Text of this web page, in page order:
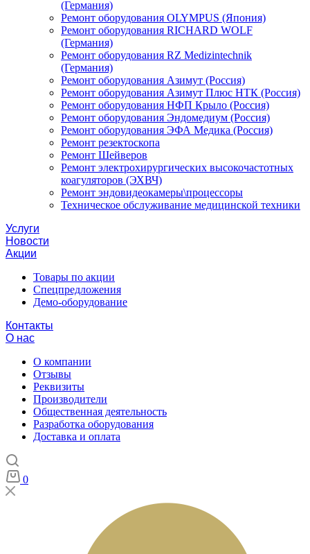
(Германия)
Ремонт оборудования OLYMPUS (Япония)
Ремонт оборудования RICHARD WOLF
(Германия)
Ремонт оборудования RZ Medizintechnik
(Германия)
Ремонт оборудования Азимут (Россия)
Ремонт оборудования Азимут Плюс НТК (Россия)
Ремонт оборудования НФП Крыло (Россия)
Ремонт оборудования Эндомедиум (Россия)
Ремонт оборудования ЭФА Медика (Россия)
Ремонт резектоскопа
Ремонт Шейверов
Ремонт электрохирургических высокочастотных
коагуляторов (ЭХВЧ)
Ремонт эндовидеокамеры\процессоры
Техническое обслуживание медицинской техники
Услуги
Новости
Акции
Товары по акции
Спецпредложения
Демо-оборудование
Контакты
О нас
О компании
Отзывы
Реквизиты
Производители
Общественная деятельность
Разработка оборудования
Доставка и оплата
0